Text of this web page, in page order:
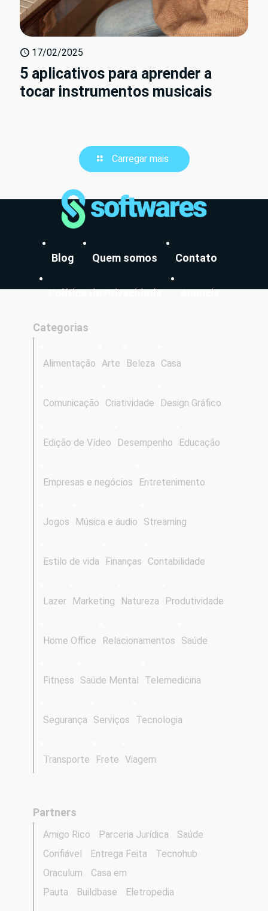
17/02/2025
5 aplicativos para aprender a
tocar instrumentos musicais
Carregar mais
Blog Quem somos Contato
Política de Privacidade Anuncie
Categorias
Alimentação Arte Beleza Casa
Comunicação Criatividade Design Gráfico
Edição de Vídeo Desempenho Educação
Empresas e negócios Entretenimento
Jogos Música e áudio Streaming
Estilo de vida Finanças Contabilidade
Lazer Marketing Natureza Produtividade
Home Office Relacionamentos Saúde
Fitness Saúde Mental Telemedicina
Segurança Serviços Tecnologia
Transporte Frete Viagem
Partners
Amigo Rico Parceria Jurídica
Saúde
Confiável
Entrega Feita
Tecnohub
Oraculum
Casa em
Pauta
Buildbase Eletropedia